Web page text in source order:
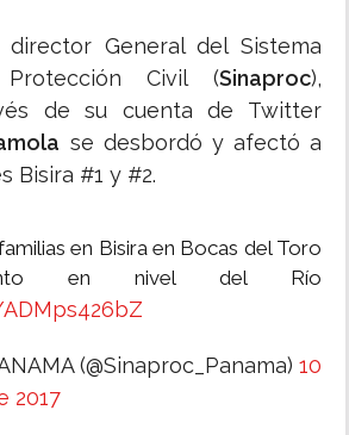
director General del Sistema
Civil (Sinaproc),
de su cuenta de Twitter
se desbordó y afectó a
Bisira #1 y #2.
en Bisira en Bocas del Toro
en nivel del Río
(@Sinaproc_Panama) 10
2017